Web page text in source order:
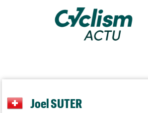
Joel SUTER